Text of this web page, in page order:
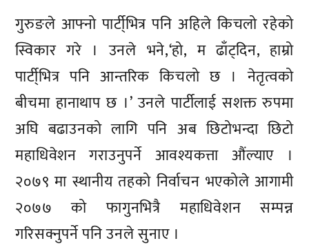
गुरुङले आफ्नो पार्टी्भित्र पनि अहिले किचलो रहेको
स्विकार गरे । उनले भने,‘हो, म ढाँट्दिन, हाम्रो
पार्टी्भित्र पनि आन्तरिक किचलो छ । नेतृत्वको
बीचमा हानाथाप छ ।’ उनले पार्टीलाई सशक्त रुपमा
अघि बढाउनको लागि पनि अब छिटोभन्दा छिटो
महाधिवेशन गराउनुपर्ने आवश्यकत्ता औंल्याए ।
२०७९ मा स्थानीय तहको निर्वाचन भएकोले आगामी
२०७७ को फागुनभित्रै महाधिवेशन सम्पन्न
गरिसक्नुपर्ने पनि उनले सुनाए ।